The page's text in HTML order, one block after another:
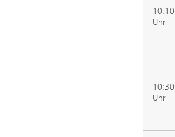
10:10
Uhr
10:30
Uhr